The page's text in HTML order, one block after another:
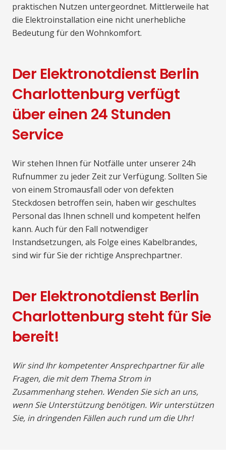
praktischen Nutzen untergeordnet. Mittlerweile hat
die Elektroinstallation eine nicht unerhebliche
Bedeutung für den Wohnkomfort.
Der Elektronotdienst Berlin
Charlottenburg verfügt
über einen 24 Stunden
Service
Wir stehen Ihnen für Notfälle unter unserer 24h
Rufnummer zu jeder Zeit zur Verfügung. Sollten Sie
von einem Stromausfall oder von defekten
Steckdosen betroffen sein, haben wir geschultes
Personal das Ihnen schnell und kompetent helfen
kann. Auch für den Fall notwendiger
Instandsetzungen, als Folge eines Kabelbrandes,
sind wir für Sie der richtige Ansprechpartner.
Der Elektronotdienst Berlin
Charlottenburg steht für Sie
bereit!
Wir sind Ihr kompetenter Ansprechpartner für alle
Fragen, die mit dem Thema Strom in
Zusammenhang stehen. Wenden Sie sich an uns,
wenn Sie Unterstützung benötigen. Wir unterstützen
Sie, in dringenden Fällen auch rund um die Uhr!